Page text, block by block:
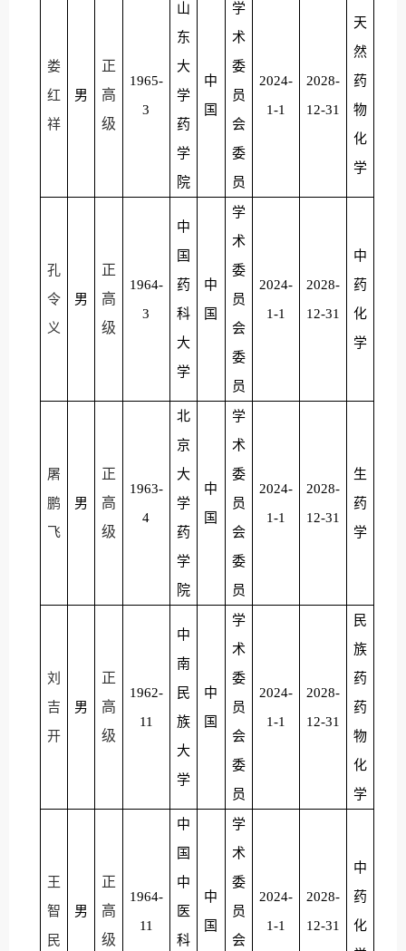
娄
红
祥
男
正
高
级
1965-
3
山
东
大
学
药
学
院
中
国
学
术
委
员
会
委
员
2024-
1-1
2028-
12-31
天
然
药
物
化
学
孔
令
义
男
正
高
级
1964-
3
中
国
药
科
大
学
中
国
学
术
委
员
会
委
员
2024-
1-1
2028-
12-31
中
药
化
学
屠
鹏
飞
男
正
高
级
1963-
4
北
京
大
学
药
学
院
中
国
学
术
委
员
会
委
员
2024-
1-1
2028-
12-31
生
药
学
刘
吉
开
男
正
高
级
1962-
11
中
南
民
族
大
学
中
国
学
术
委
员
会
委
员
2024-
1-1
2028-
12-31
民
族
药
药
物
化
学
王
智
民
男
正
高
级
1964-
11
中
国
中
医
科
中
国
学
术
委
员
会
2024-
1-1
2028-
12-31
中
药
化